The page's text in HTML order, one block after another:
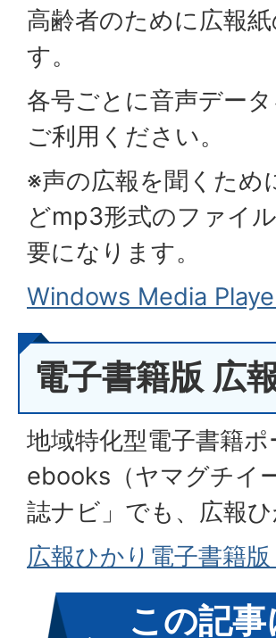
高齢者のために広報
す。
各号ごとに音声デー
ご利用ください。
※声の広報を聞くた
どmp3形式のファイ
要になります。
Windows Media
電子書籍版 広
地域特化型電子書籍
ebooks（ヤマグチイ
誌ナビ」でも、広報
広報ひかり電子書籍
この記